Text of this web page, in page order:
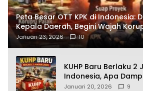
Peta Besar OTT KPK di Indonesia:
Kepala Daerah, Begini Wajah
Terbongkar
Januari 23, 2026 10
KUHP Baru Berlaku 2
Indonesia, Apa
Kehidupan Warga?
Januari 20, 2026 9